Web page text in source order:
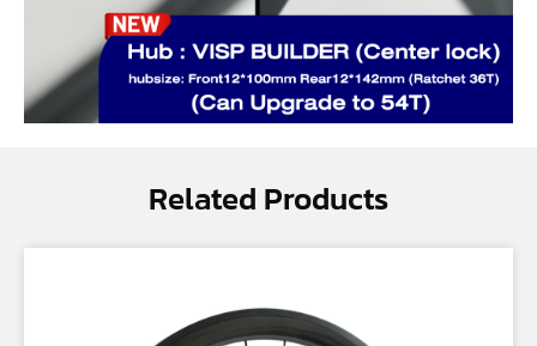
Related Products